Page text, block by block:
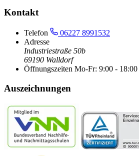
Kontakt
Telefon
06227 8991532
Adresse
Industriestraße 50b
69190 Walldorf
Öffnungszeiten Mo-Fr: 9:00 -
Auszeichnungen